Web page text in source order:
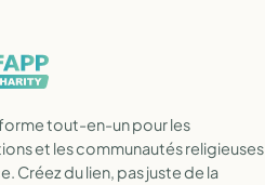
tout-en-un pour les
et les communautés religieuses
Créez du lien, pas juste de la